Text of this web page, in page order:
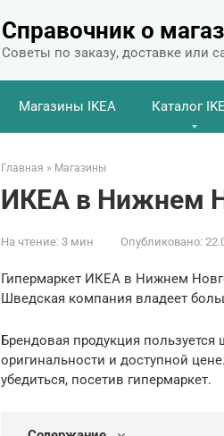
Справочник о
Советы по заказу, доставке или
Магазины IKEA Каталог
Главная » Магазины
ИКЕА в Нижнем
На чтение: 3 мин Опубликовано:
Гипермаркет ИКЕА в Нижнем
Шведская компания владеет
Брендовая продукция
оригинальности и доступной
убедиться, посетив гипермаркет.